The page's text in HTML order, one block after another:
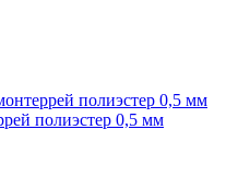
полиэстер 0,5 мм